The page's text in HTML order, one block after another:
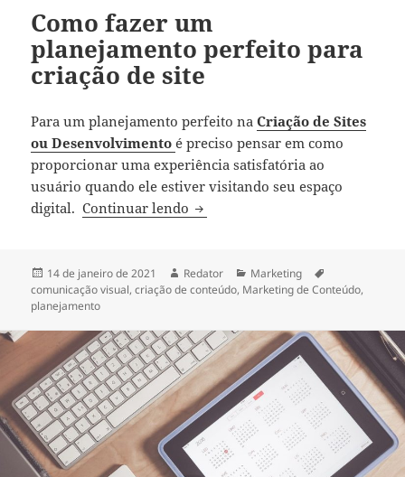
Como fazer um
planejamento perfeito para
criação de site
Para um planejamento perfeito naCriação de Sites
ou Desenvolvimentoé preciso pensar em como
proporcionar uma experiência satisfatória ao
usuário quando ele estiver visitando seu espaço
digital. Continuar lendo Como fazer um planejamento
Publicado
em
14 de janeiro de 2021 Autor
Redator Categorias
Marketing
comunicação visual,criação de conteúdo, Marketing de Conteúdo,
planejamento